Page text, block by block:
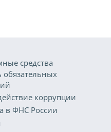
средства
обязательных
коррупции
в ФНС России